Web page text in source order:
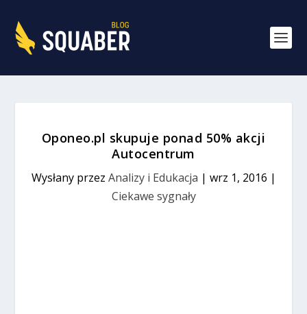
Oponeo.pl skupuje ponad 50% akcji
Autocentrum
Wysłany przez Analizy i Edukacja | wrz 1, 2016 |
Ciekawe sygnały